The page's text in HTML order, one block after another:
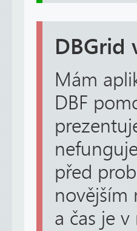
DBGrid
Mám
DBF
před
novějším
a čas je